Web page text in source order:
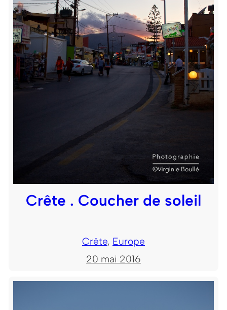
Crête . Coucher de soleil
Crête, Europe
20 mai 2016